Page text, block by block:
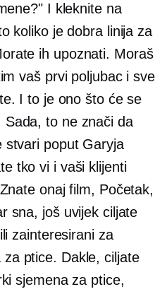
I kleknite na
koliko je dobra linija za
ih upoznati. Moraš
vaš prvi poljubac i sve
I to je ono što će se
to ne znači da
stvari poput Garyja
tko vi i vaši klijenti
onaj film, Početak,
sna, još uvijek ciljate
zainteresirani za
za ptice. Dakle, ciljate
sjemena za ptice,